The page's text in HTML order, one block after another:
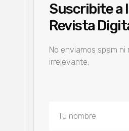
Suscribite a
Revista
No enviamos spam ni
irrelevante.